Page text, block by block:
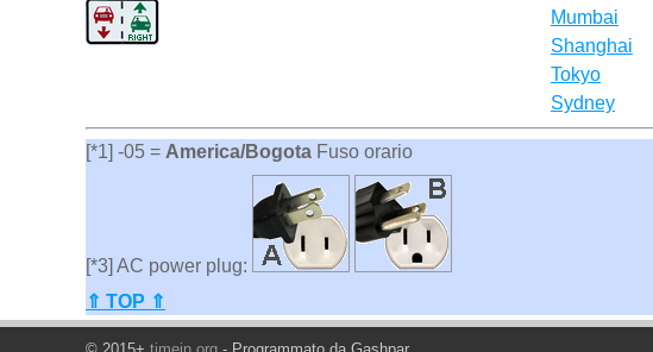
Mumbai
Shanghai
Tokyo
Sydney
[*1] -05 = America/Bogota Fuso orario
[*3] AC power plug:
⇑ TOP ⇑